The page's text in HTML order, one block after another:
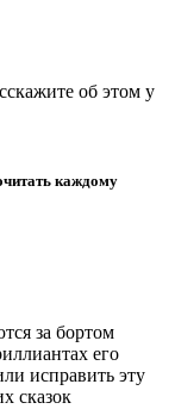
об этом у
каждому
за бортом
его
исправить эту
сказок